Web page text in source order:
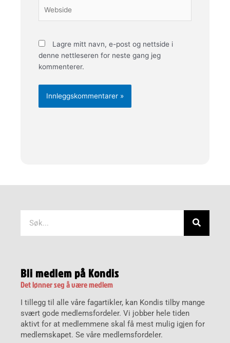
Lagre mitt navn, e-post og nettside i
denne nettleseren for neste gang jeg
kommenterer.
Søk
Bli medlem på Kondis
Det lønner seg å være medlem
I tillegg til alle våre fagartikler, kan Kondis tilby mange
svært gode medlemsfordeler. Vi jobber hele tiden
aktivt for at medlemmene skal få mest mulig igjen for
medlemskapet. Se våre medlemsfordeler.